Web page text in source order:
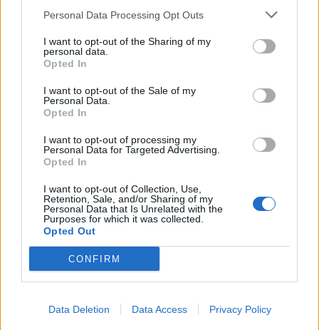
Personal Data Processing Opt Outs
I want to opt-out of the Sharing of my
personal data.
Opted In
I want to opt-out of the Sale of my
Personal Data.
Opted In
I want to opt-out of processing my
Personal Data for Targeted Advertising.
Opted In
I want to opt-out of Collection, Use,
Retention, Sale, and/or Sharing of my
Personal Data that Is Unrelated with the
Purposes for which it was collected.
Opted Out
CONFIRM
Data Deletion Data Access Privacy Policy
Avoir des frères et sœurs peut-il
vraiment nous rendre meilleurs ? Ce
que disent les recherches
Catégorie :Relation & Amour